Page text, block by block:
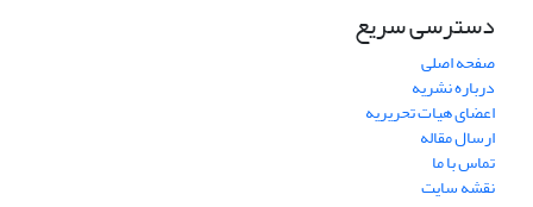
دسترسی سریع
صفحه اصلی
درباره نشریه
اعضای هیات تحریریه
ارسال مقاله
تماس با ما
نقشه سایت